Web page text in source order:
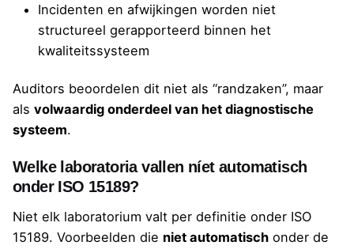
Incidenten en afwijkingen worden niet
structureel gerapporteerd binnen het
kwaliteitssysteem
Auditors beoordelen dit niet als “randzaken”, maar
als volwaardig onderdeel van het diagnostische
systeem.
Welke laboratoria vallen níet automatisch
onder ISO 15189?
Niet elk laboratorium valt per definitie onder ISO
15189. Voorbeelden die niet automatisch onder de